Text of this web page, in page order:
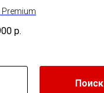
Premium
р.
Поиск